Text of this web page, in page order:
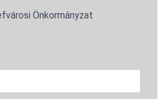
Önkormányzat